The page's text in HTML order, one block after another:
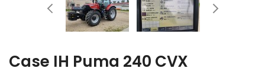
Case IH Puma 240 CVX